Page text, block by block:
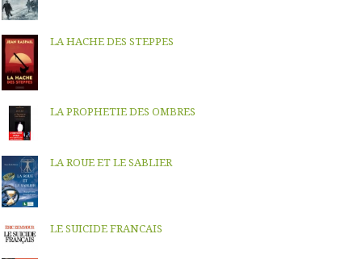
LA HACHE DES STEPPES
LA PROPHETIE DES OMBRES
LA ROUE ET LE SABLIER
LE SUICIDE FRANCAIS